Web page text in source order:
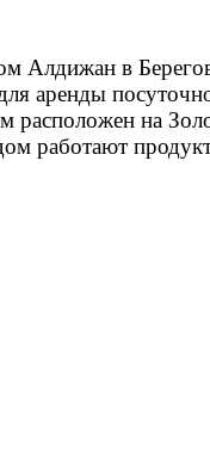
Алдижан в
аренды
расположен на
работают